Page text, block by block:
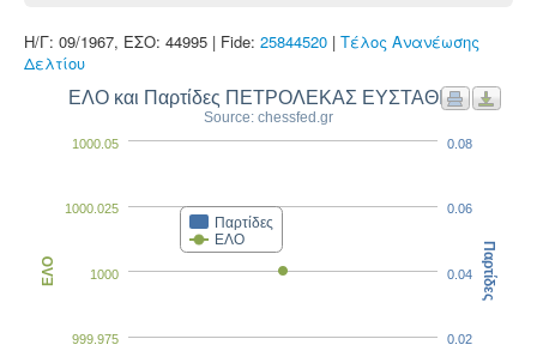
Η/Γ: 09/1967, ΕΣΟ: 44995 | Fide: 25844520 | Τέλος Ανανέωσης
Δελτίου
ΕΛΟ και Παρτίδες ΠΕΤΡΟΛΕΚΑΣ ΕΥΣΤΑΘΙΟΣ
Source: chessfed.gr
Παρτίδες
ΕΛΟ
999.975
1000
1000.025
1000.05
ΕΛΟ
0.02
0.04
0.06
0.08
Παρτίδες